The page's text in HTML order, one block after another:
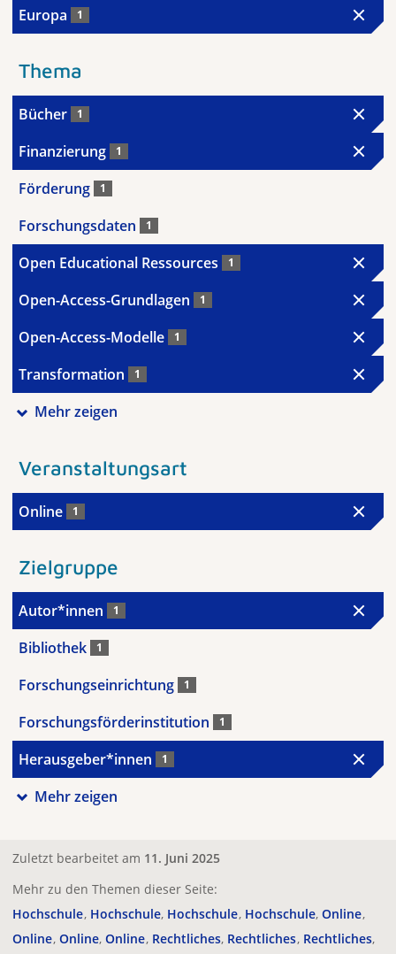
Europa 1
Thema
Bücher 1
Finanzierung 1
Förderung 1
Forschungsdaten 1
Open Educational Ressources 1
Open-Access-Grundlagen 1
Open-Access-Modelle 1
Transformation 1
Mehr zeigen
Veranstaltungsart
Online 1
Zielgruppe
Autor*innen 1
Bibliothek 1
Forschungseinrichtung 1
Forschungsförderinstitution 1
Herausgeber*innen 1
Mehr zeigen
Zuletzt bearbeitet am 11. Juni 2025
Mehr zu den Themen dieser Seite:
Hochschule Hochschule Hochschule Hochschule Online
Online Online Online Rechtliches Rechtliches Rechtliches